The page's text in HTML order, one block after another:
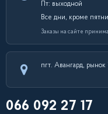
Пт: выходной
Все дни, кроме
Заказы на сайте
пгт. Авангард, рынок
066 092 27 17